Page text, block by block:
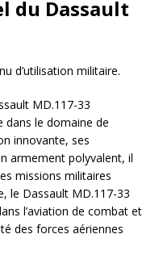
du Dassault
d’utilisation militaire.
MD.117-33
dans le domaine de
innovante, ses
armement polyvalent, il
missions militaires
le Dassault MD.117-33
l’aviation de combat et
des forces aériennes